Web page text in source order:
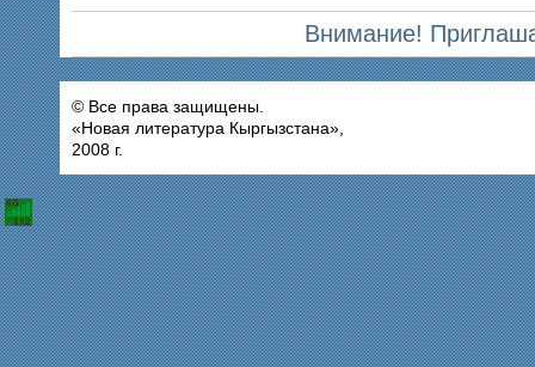
Внимание!
© Все права защищены.
«Новая литература Кыргызстана»,
2008 г.